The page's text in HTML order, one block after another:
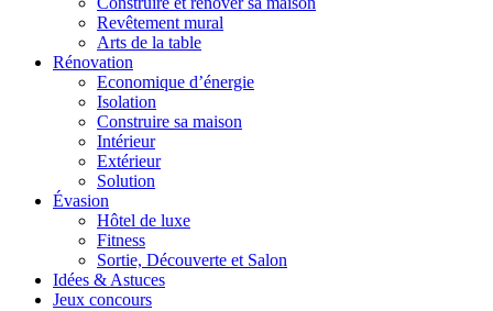
Revêtement mural
Arts de la table
Rénovation
Economique d’énergie
Isolation
Construire sa maison
Intérieur
Extérieur
Solution
Évasion
Hôtel de luxe
Fitness
Sortie, Découverte et Salon
Idées & Astuces
Jeux concours